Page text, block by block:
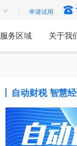
服务区域 关于我
自动财税 智慧